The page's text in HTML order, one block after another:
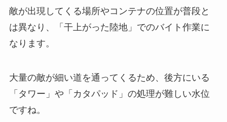
敵が出現してくる場所やコンテナの位置が普段と
は異なり、「干上がった陸地」でのバイト作業に
なります。
大量の敵が細い道を通ってくるため、後方にいる
「タワー」や「カタパッド」の処理が難しい水位
ですね。